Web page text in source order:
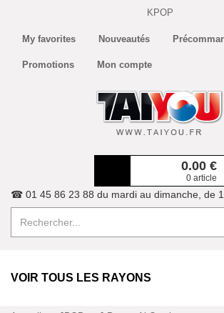
KPOP
My favorites Nouveautés
Promotions Mon compte
0.00 €
0 article
☎ 01 45 86 23 88 du mardi au dimanche, de
VOIR TOUS LES RAYONS